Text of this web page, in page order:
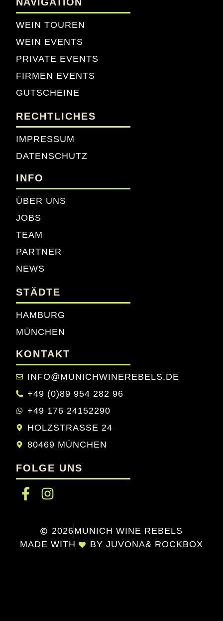
WEIN TOUREN
WEIN EVENTS
PRIVATE EVENTS
FIRMEN EVENTS
GUTSCHEINE
RECHTLICHES
IMPRESSUM
DATENSCHUTZ
INFO
ÜBER UNS
JOBS
TEAM
PARTNER
NEWS
STÄDTE
HAMBURG
MÜNCHEN
KONTAKT
INFO@MUNICHWINEREBELS.DE
+49 (0)89 954 282 96
+49 176 24152290
HOLZSTRASSE 24
80469 MÜNCHEN
FOLGE UNS
2026MUNICH WINE REBELS
MADE WITH
BY JUVONA& ROCKBOX